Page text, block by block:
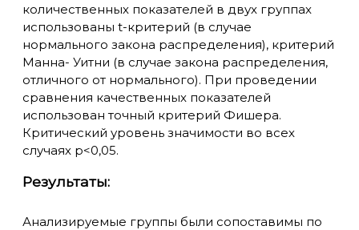
количественных показателей в двух группах
использованы t-критерий (в случае
нормального закона распределения), критерий
Манна- Уитни (в случае закона распределения,
отличного от нормального). При проведении
сравнения качественных показателей
использован точный критерий Фишера.
Критический уровень значимости во всех
случаях р<0,05.
Результаты:
Анализируемые группы были сопоставимы по